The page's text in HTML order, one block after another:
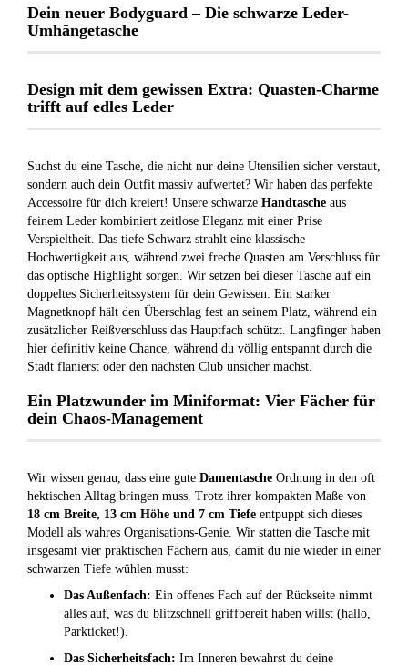
Dein neuer Bodyguard – Die schwarze Leder-
Umhängetasche
Design mit dem gewissen Extra: Quasten-Charme
trifft auf edles Leder
Suchst du eine Tasche, die nicht nur deine Utensilien sicher verstaut,
sondern auch dein Outfit massiv aufwertet? Wir haben das perfekte
Accessoire für dich kreiert! Unsere schwarze Handtasche aus
feinem Leder kombiniert zeitlose Eleganz mit einer Prise
Verspieltheit. Das tiefe Schwarz strahlt eine klassische
Hochwertigkeit aus, während zwei freche Quasten am Verschluss für
das optische Highlight sorgen. Wir setzen bei dieser Tasche auf ein
doppeltes Sicherheitssystem für dein Gewissen: Ein starker
Magnetknopf hält den Überschlag fest an seinem Platz, während ein
zusätzlicher Reißverschluss das Hauptfach schützt. Langfinger haben
hier definitiv keine Chance, während du völlig entspannt durch die
Stadt flanierst oder den nächsten Club unsicher machst.
Ein Platzwunder im Miniformat: Vier Fächer für
dein Chaos-Management
Wir wissen genau, dass eine gute Damentasche Ordnung in den oft
hektischen Alltag bringen muss. Trotz ihrer kompakten Maße von
18 cm Breite, 13 cm Höhe und 7 cm Tiefe entpuppt sich dieses
Modell als wahres Organisations-Genie. Wir statten die Tasche mit
insgesamt vier praktischen Fächern aus, damit du nie wieder in einer
schwarzen Tiefe wühlen musst:
Das Außenfach: Ein offenes Fach auf der Rückseite nimmt
alles auf, was du blitzschnell griffbereit haben willst (hallo,
Parkticket!).
Das Sicherheitsfach: Im Inneren bewahrst du deine